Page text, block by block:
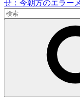
せ：今朝方のエラー
検
索: